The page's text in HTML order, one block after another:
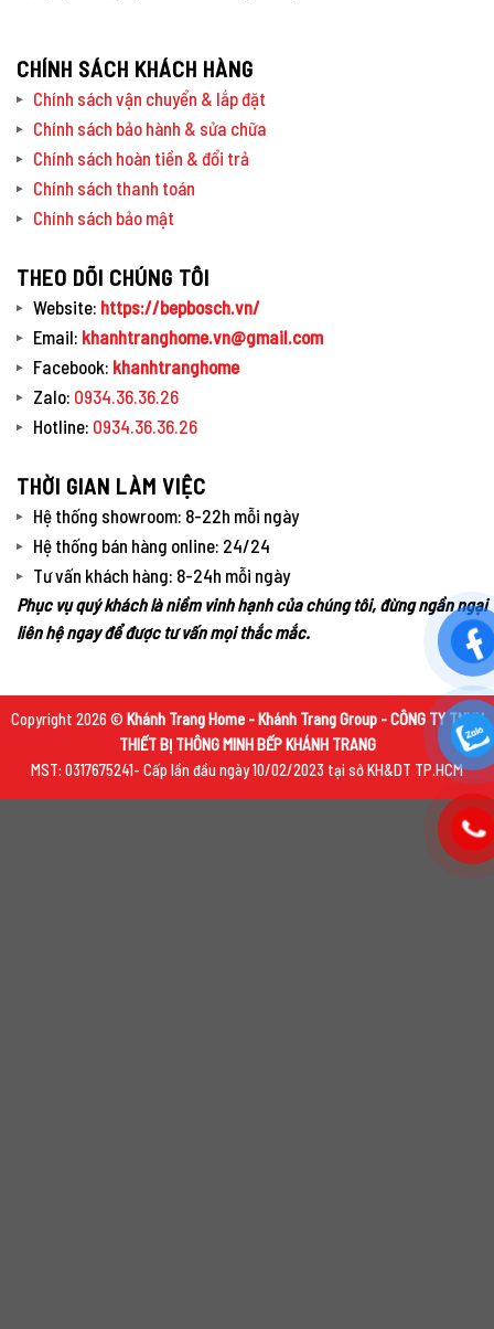
CHÍNH SÁCH KHÁCH HÀNG
Chính sách vận chuyển & lắp đặt
Chính sách bảo hành & sửa chữa
Chính sách hoàn tiền & đổi trả
Chính sách thanh toán
Chính sách bảo mật
THEO DÕI CHÚNG TÔI
Website: https://bepbosch.vn/
Email: khanhtranghome.vn@gmail.com
Facebook: khanhtranghome
Zalo: 0934.36.36.26
Hotline: 0934.36.36.26
THỜI GIAN LÀM VIỆC
Hệ thống showroom: 8-22h mỗi ngày
Hệ thống bán hàng online: 24/24
Tư vấn khách hàng: 8-24h mỗi ngày
Phục vụ quý khách là niềm vinh hạnh của chúng tôi, đừng ngần ngại
liên hệ ngay để được tư vấn mọi thắc mắc.
Copyright 2026 © Khánh Trang Home - Khánh Trang Group - CÔNG TY TNHH
THIẾT BỊ THÔNG MINH BẾP KHÁNH TRANG
MST: 0317675241- Cấp lần đầu ngày 10/02/2023 tại sở KH&DT TP.HCM